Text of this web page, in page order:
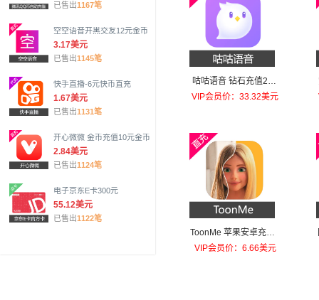
已售出1167笔
空空语音开黑交友12元金币
3.17美元
已售出1145笔
快手直播-6元快币直充
1.67美元
已售出1131笔
开心微微 金币充值10元金币
2.84美元
已售出1124笔
电子京东E卡300元
55.12美元
已售出1122笔
咕咕语音 钻石充值200
元钻石
VIP会员价：33.32美元
ToonMe 苹果安卓充值T
oonMe PRO
VIP会员价：6.66美元